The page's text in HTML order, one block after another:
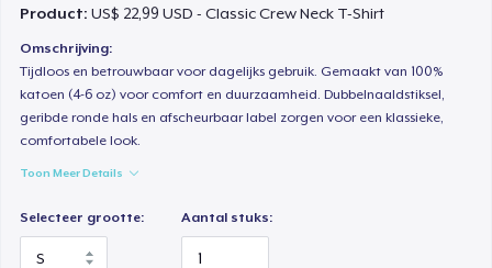
Product:US$ 22,99 USD - Classic Crew Neck T-Shirt
Omschrijving:
Tijdloos en betrouwbaar voor dagelijks gebruik. Gemaakt van 100%
katoen (4-6 oz) voor comfort en duurzaamheid. Dubbelnaaldstiksel,
geribde ronde hals en afscheurbaar label zorgen voor een klassieke,
comfortabele look.
Toon Meer Details
Selecteer grootte: Aantal stuks: